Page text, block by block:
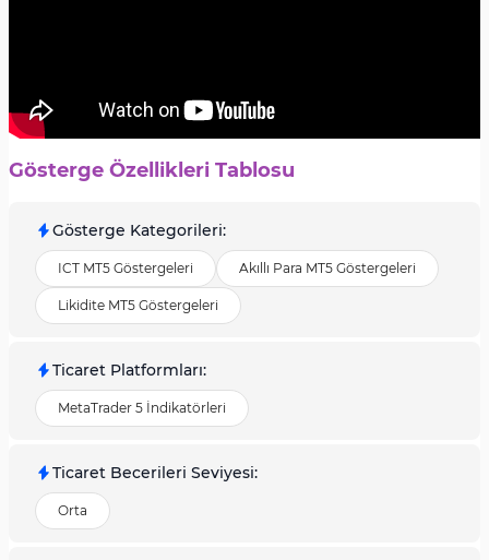
Gösterge Özellikleri Tablosu
Gösterge Kategorileri:
ICT MT5 Göstergeleri Akıllı Para MT5 Göstergeleri
Likidite MT5 Göstergeleri
Ticaret Platformları:
MetaTrader 5 İndikatörleri
Ticaret Becerileri Seviyesi:
Orta